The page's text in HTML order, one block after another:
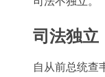
司法独立
自从前总统查